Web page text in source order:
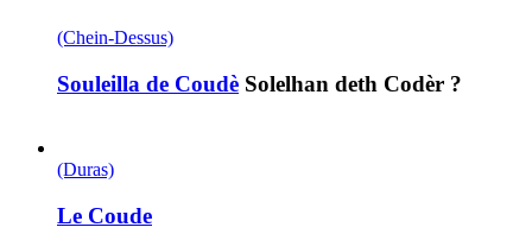
(Chein-Dessus)
Souleilla de Coudè Solelhan deth Codèr ?
(Duras)
Le Coude